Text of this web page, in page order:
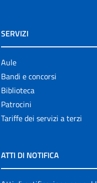
SERVIZI
Aule
Bandi e concorsi
Biblioteca
Patrocini
Tariffe dei servizi a terzi
ATTI DI NOTIFICA